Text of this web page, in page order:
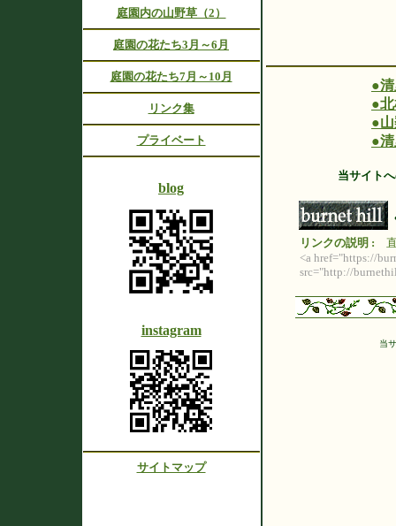
●
●
●
●
当サイト
リンクの説明 : 直
<a href="https://
src="http://
当
庭園内の山野草（2）
庭園の花たち3月～6月
庭園の花たち7月～10月
リンク集
プライベート
blog
instagram
サイトマップ